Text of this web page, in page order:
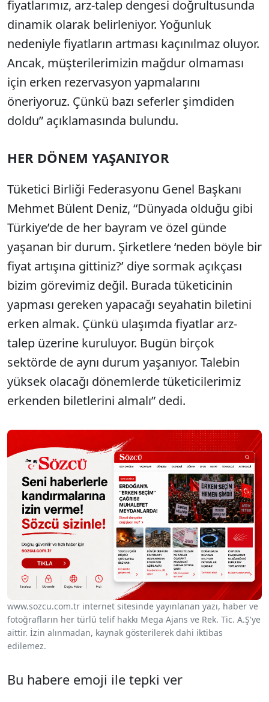
fiyatlarımız, arz-talep dengesi doğrultusunda
dinamik olarak belirleniyor. Yoğunluk
nedeniyle fiyatların artması kaçınılmaz oluyor.
Ancak, müşterilerimizin mağdur olmaması
için erken rezervasyon yapmalarını
öneriyoruz. Çünkü bazı seferler şimdiden
doldu” açıklamasında bulundu.
HER DÖNEM YAŞANIYOR
Tüketici Birliği Federasyonu Genel Başkanı
Mehmet Bülent Deniz, “Dünyada olduğu gibi
Türkiye’de de her bayram ve özel günde
yaşanan bir durum. Şirketlere ‘neden böyle bir
fiyat artışına gittiniz?’ diye sormak açıkçası
bizim görevimiz değil. Burada tüketicinin
yapması gereken yapacağı seyahatin biletini
erken almak. Çünkü ulaşımda fiyatlar arz-
talep üzerine kuruluyor. Bugün birçok
sektörde de aynı durum yaşanıyor. Talebin
yüksek olacağı dönemlerde tüketicilerimiz
erkenden biletlerini almalı” dedi.
www.sozcu.com.tr internet sitesinde yayınlanan yazı, haber ve
fotoğrafların her türlü telif hakkı Mega Ajans ve Rek. Tic. A.Ş'ye
aittir. İzin alınmadan, kaynak gösterilerek dahi iktibas
edilemez.
Bu habere emoji ile tepki ver